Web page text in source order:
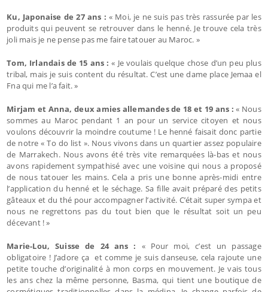
Ku, Japonaise de 27 ans : « Moi, je ne suis pas très rassurée par les
produits qui peuvent se retrouver dans le henné. Je trouve cela très
joli mais je ne pense pas me faire tatouer au Maroc. »
Tom, Irlandais de 15 ans : « Je voulais quelque chose d’un peu plus
tribal, mais je suis content du résultat. C’est une dame place Jemaa el
Fna qui me l’a fait. »
Mirjam et Anna, deux amies allemandes de 18 et 19 ans : « Nous
sommes au Maroc pendant 1 an pour un service citoyen et nous
voulons découvrir la moindre coutume ! Le henné faisait donc partie
de notre « To do list ». Nous vivons dans un quartier assez populaire
de Marrakech. Nous avons été très vite remarquées là-bas et nous
avons rapidement sympathisé avec une voisine qui nous a proposé
de nous tatouer les mains. Cela a pris une bonne après-midi entre
l’application du henné et le séchage. Sa fille avait préparé des petits
gâteaux et du thé pour accompagner l’activité. C’était super sympa et
nous ne regrettons pas du tout bien que le résultat soit un peu
décevant ! »
Marie-Lou, Suisse de 24 ans : « Pour moi, c’est un passage
obligatoire ! J’adore ça et comme je suis danseuse, cela rajoute une
petite touche d’originalité à mon corps en mouvement. Je vais tous
les ans chez la même personne, Basma, qui tient une boutique de